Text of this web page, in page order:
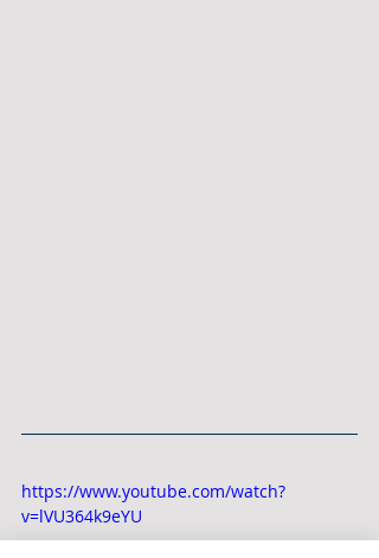
https://www.youtube.com/watch?
v=lVU364k9eYU